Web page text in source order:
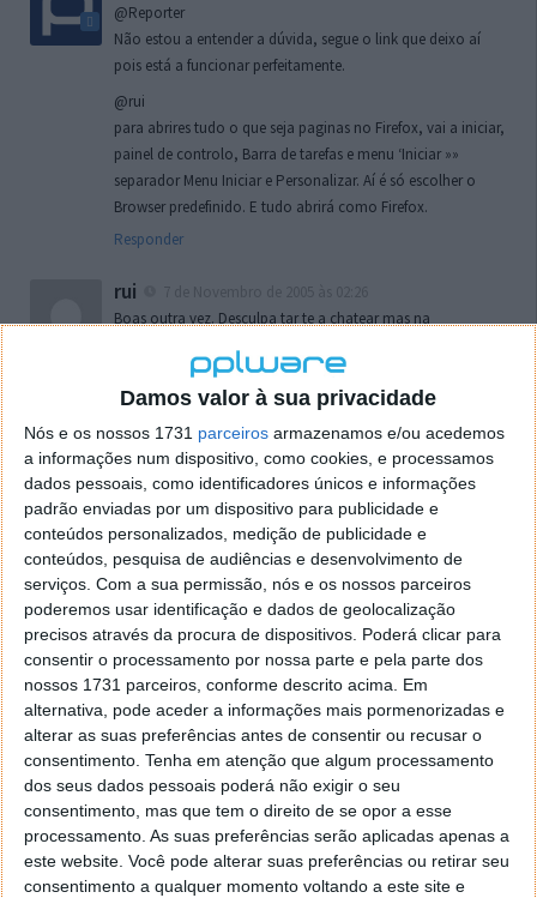
Damos valor à sua privacidade
Nós e os nossos 1731 parceiros armazenamos e/ou acedemos
a informações num dispositivo, como cookies, e processamos
dados pessoais, como identificadores únicos e informações
padrão enviadas por um dispositivo para publicidade e
conteúdos personalizados, medição de publicidade e
conteúdos, pesquisa de audiências e desenvolvimento de
serviços. Com a sua permissão, nós e os nossos parceiros
poderemos usar identificação e dados de geolocalização
precisos através da procura de dispositivos. Poderá clicar para
consentir o processamento por nossa parte e pela parte dos
nossos 1731 parceiros, conforme descrito acima. Em
alternativa, pode aceder a informações mais pormenorizadas e
alterar as suas preferências antes de consentir ou recusar o
consentimento. Tenha em atenção que algum processamento
dos seus dados pessoais poderá não exigir o seu
consentimento, mas que tem o direito de se opor a esse
processamento. As suas preferências serão aplicadas apenas a
este website. Você pode alterar suas preferências ou retirar seu
consentimento a qualquer momento voltando a este site e
@Reporter
Não estou a entender a dúvida, segue o link que deixo aí
pois está a funcionar perfeitamente.
@rui
para abrires tudo o que seja paginas no Firefox, vai a iniciar,
painel de controlo, Barra de tarefas e menu ‘Iniciar »»
separador Menu Iniciar e Personalizar. Aí é só escolher o
Browser predefinido. E tudo abrirá como Firefox.
Responder
rui
Boas outra vez. Desculpa tar te a chatear mas na
o firefox como browser predefenido
de control tudo e nada. Tou a comecar a desesperar, ate ja
tentei apagar o explorer na tentativa de forçar o uso do
firefox mas em vao. Kaso te lembres de outra dica fico
agradecido, caso contrario obrigado a mesma
Responder
Vítor M.
7 de Novembro de 2005 às 01:39
@Reporter
Desculpa mas o link funciona. Seja como for segue por mail
o MSn Messenger 8.
Responder
Vítor M.
7 de Novembro de 2005 às 11:21
@Rui
Tens de encontrar o que te falei. Faz da seguinte maneira,
janela iniciar e no topo dessa janela com o botão direito do
rato faz propriedades. Depois no separador Menu ‘Iniciar’
clica no botão ‘Personalizar’ aí encontrarás no separador
geral a opção para escolheres o Browser com que queres